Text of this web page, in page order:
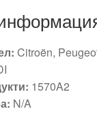
Citroën,
1570A2
N/A